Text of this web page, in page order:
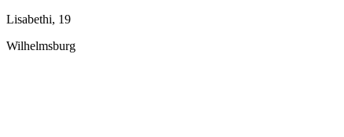
Lisabethi, 19
Wilhelmsburg